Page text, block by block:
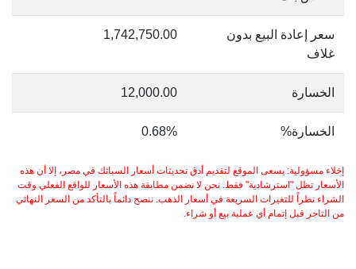
سعر إعادة البيع بدون
غلاف
1,742,750.00
الخسارة 12,000.00
الخسارة% 0.68%
إخلاء مسؤولية: يسعى الموقع لتقديم أدق تحديثات أسعار السبائك في مصر، إلا أن هذه
الأسعار تظل "استرشادية" فقط. نحن لا نضمن مطابقة هذه الأسعار للواقع الفعلي وقت
الشراء نظراً للتغيرات السريعة في أسعار الذهب. ننصح دائماً بالتأكد من السعر النهائي
من التاجر قبل إتمام أي عملية بيع أو شراء.